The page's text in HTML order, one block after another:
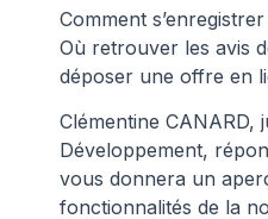
Comment
Où retrouver les avis
déposer une offre en
Clémentine CANARD,
Développement,
vous donnera un
fonctionnalités de la